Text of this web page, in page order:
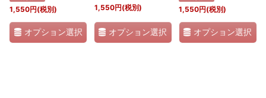
1,550円(税別)
オプション選択
1,550円(税別)
オプション選択
1,550円(税別)
オプション選択